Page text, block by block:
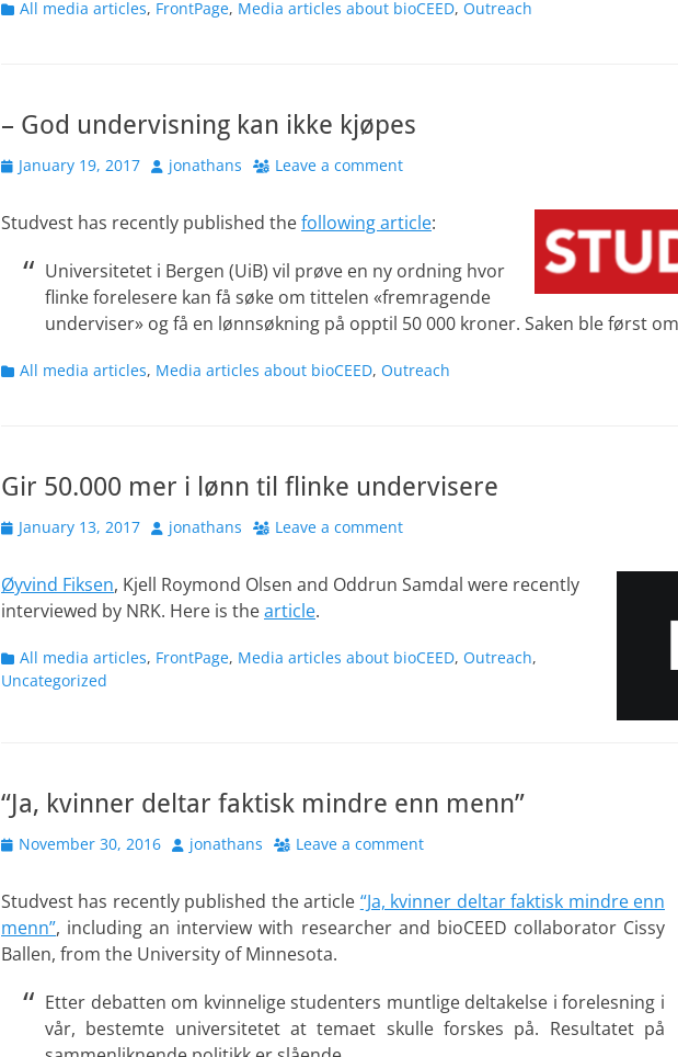
Categories
All media articles, FrontPage, Media articles about bioCEED, Outreach
– God undervisning kan ikke kjøpes
Posted
January 19, 2017 Author
jonathans Leave a comment
Studvest has recently published thefollowing article:
Universitetet i Bergen (UiB) vil prøve en ny ordning hvor
flinke forelesere kan få søke om tittelen «fremragende
underviser» og få en lønnsøkning på opptil 50 000 kroner. Saken ble først
Categories
All media articles, Media articles about bioCEED, Outreach
Gir 50.000 mer i lønn til flinke undervisere
Posted
January 13, 2017 Author
jonathans Leave a comment
Øyvind Fiksen, Kjell Roymond Olsen and Oddrun Samdal were recently
interviewed by NRK. Here is thearticle.
Categories
All media articles, FrontPage, Media articles about bioCEED, Outreach,
Uncategorized
“Ja, kvinner deltar faktisk mindre enn menn”
Posted
November 30, 2016 Author
jonathans Leave a comment
Studvest has recently published the article “Ja, kvinner deltar faktisk mindre enn
menn”, including an interview with researcher and bioCEED collaborator Cissy
Ballen, from the University of Minnesota.
Etter debatten om kvinnelige studenters muntlige deltakelse i forelesning i
vår, bestemte universitetet at temaet skulle forskes på. Resultatet på